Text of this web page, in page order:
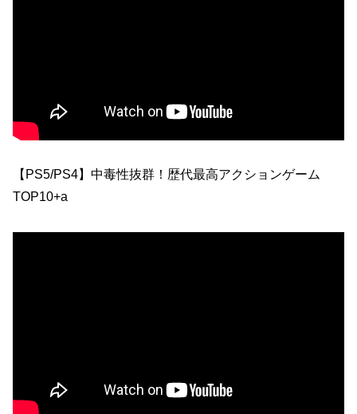
【PS5/PS4】中毒性抜群！歴代最高アクションゲーム
TOP10+a